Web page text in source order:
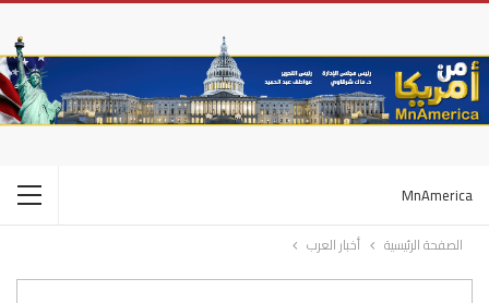
MnAmerica
الصفحة الرئيسية أخبار العرب